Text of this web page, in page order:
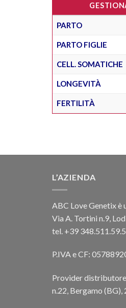
PARTO
PARTO FIGLIE
CELL. SOMATICHE
LONGEVITÀ
FERTILITÀ
L’AZIENDA
ABC Love Genetix è
Via A. Tortini n.9,
tel. +39
P.IVA e CF:
Provider
n.22, Bergamo (BG),